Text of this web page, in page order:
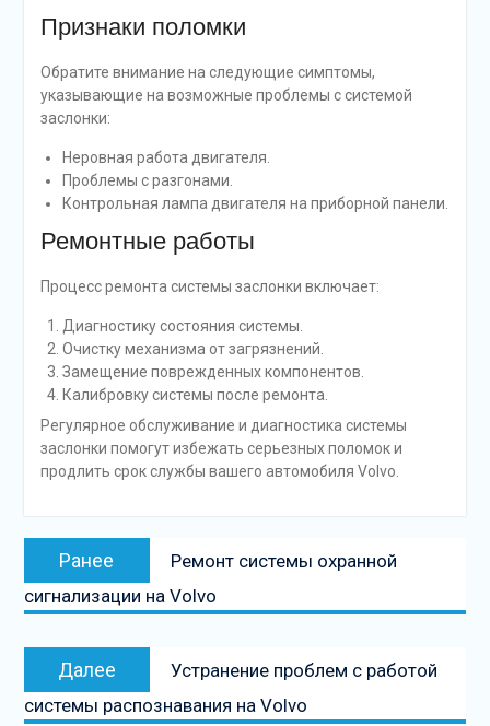
Признаки поломки
Обратите внимание на следующие симптомы,
указывающие на возможные проблемы с системой
заслонки:
Неровная работа двигателя.
Проблемы с разгонами.
Контрольная лампа двигателя на приборной панели.
Ремонтные работы
Процесс ремонта системы заслонки включает:
Диагностику состояния системы.
Очистку механизма от загрязнений.
Замещение поврежденных компонентов.
Калибровку системы после ремонта.
Регулярное обслуживание и диагностика системы
заслонки помогут избежать серьезных поломок и
продлить срок службы вашего автомобиля Volvo.
Навигация
записям
Ранее
Предыдущая
запись:
Ремонт системы охранной
сигнализации на Volvo
Далее
Следующая
запись
Устранение проблем с работой
системы распознавания на Volvo